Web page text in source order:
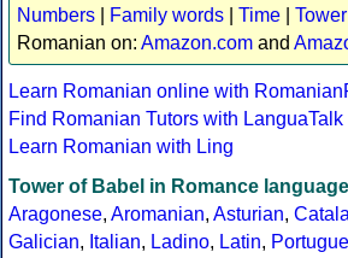
Numbers
Family words Time
Romanian on: Amazon.com and
Learn Romanian online with
Find Romanian Tutors with LanguaTalk
Learn Romanian with Ling
Tower of Babel in Romance
Aragonese, Aromanian, Asturian,
Galician, Italian, Ladino, Latin,